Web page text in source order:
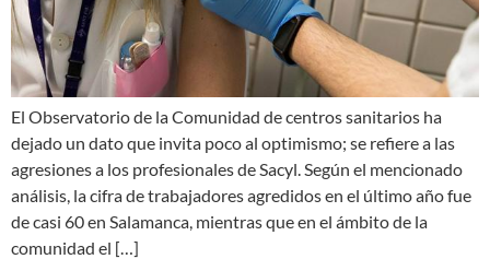
El Observatorio de la Comunidad de centros sanitarios ha
dejado un dato que invita poco al optimismo; se refiere a las
agresiones a los profesionales de Sacyl. Según el mencionado
análisis, la cifra de trabajadores agredidos en el último año fue
de casi 60 en Salamanca, mientras que en el ámbito de la
comunidad el […]